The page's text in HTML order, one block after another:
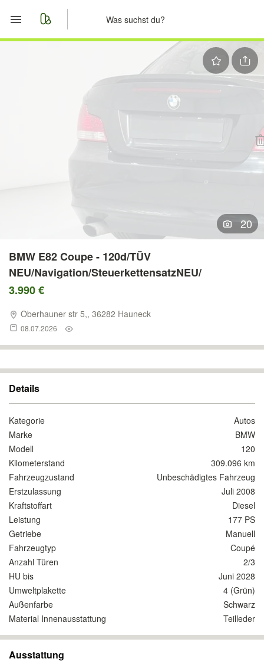
Nachrichten
Anzeige aufgeben
20
BMW E82 Coupe - 120d/TÜV
NEU/Navigation/SteuerkettensatzNEU/
3.990 €
Oberhauner str 5,, 36282 Hauneck
08.07.2026
Details
Kategorie
Autos
Marke
BMW
Modell
120
Kilometerstand
309.096 km
Fahrzeugzustand
Unbeschädigtes Fahrzeug
Erstzulassung
Juli 2008
Kraftstoffart
Diesel
Leistung
177 PS
Getriebe
Manuell
Fahrzeugtyp
Coupé
Anzahl Türen
2/3
HU bis
Juni 2028
Umweltplakette
4 (Grün)
Außenfarbe
Schwarz
Material Innenausstattung
Teilleder
Ausstattung